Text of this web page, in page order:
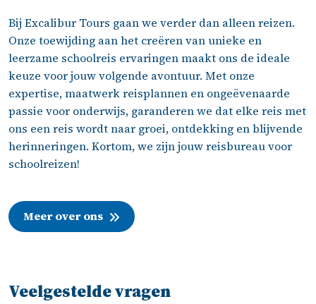
Bij Excalibur Tours gaan we verder dan alleen reizen.
Onze toewijding aan het creëren van unieke en
leerzame schoolreis ervaringen maakt ons de ideale
keuze voor jouw volgende avontuur. Met onze
expertise, maatwerk reisplannen en ongeëvenaarde
passie voor onderwijs, garanderen we dat elke reis met
ons een reis wordt naar groei, ontdekking en blijvende
herinneringen. Kortom, we zijn jouw reisbureau voor
schoolreizen!
Meer over ons
Veelgestelde vragen